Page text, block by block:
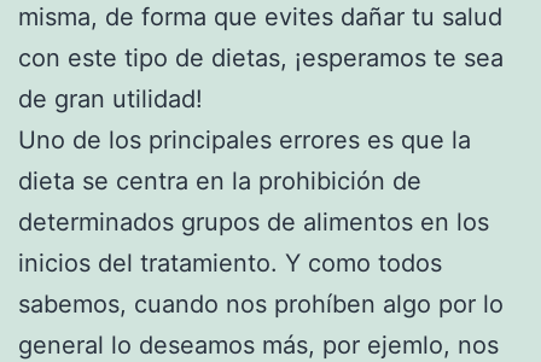
misma, de forma que evites dañar tu salud
con este tipo de dietas, ¡esperamos te sea
de gran utilidad!
Uno de los principales errores es que la
dieta se centra en la prohibición de
determinados grupos de alimentos en los
inicios del tratamiento. Y como todos
sabemos, cuando nos prohíben algo por lo
general lo deseamos más, por ejemlo, nos